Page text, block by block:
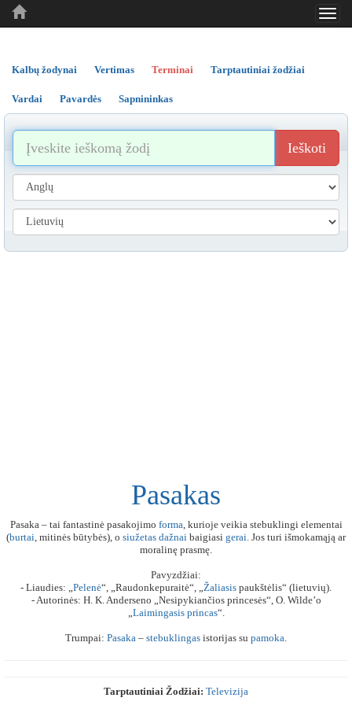
..
..
Kalbų žodynai Vertimas Terminai Tarptautiniai žodžiai
Vardai Pavardės Sapnininkas
Ieškoti
Pasakas
Pasaka – tai fantastinė pasakojimo forma, kurioje veikia stebuklingi elementai
(burtai, mitinės būtybės), o siužetas dažnai baigiasi gerai. Jos turi išmokamąją ar
moralinę prasmę.
Pavyzdžiai:
- Liaudies: „Pelenė“, „Raudonkepuraitė“, „Žaliasis paukštėlis“ (lietuvių).
- Autorinės: H. K. Anderseno „Nesipykiančios princesės“, O. Wilde’o
„Laimingasis princas“.
Trumpai: Pasaka – stebuklingas istorijas su pamoka.
Tarptautiniai Žodžiai: Televizija